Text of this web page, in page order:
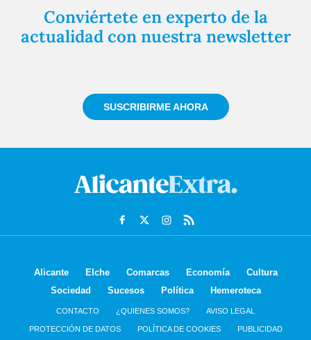
Conviértete en experto de la
actualidad con nuestra newsletter
SUSCRIBIRME AHORA
Alicante Elche Comarcas Economía
Cultura
Sociedad
Sucesos Política Hemeroteca
CONTACTO ¿QUIENES SOMOS? AVISO LEGAL
PROTECCIÓN DE DATOS POLÍTICA DE COOKIES PUBLICIDAD